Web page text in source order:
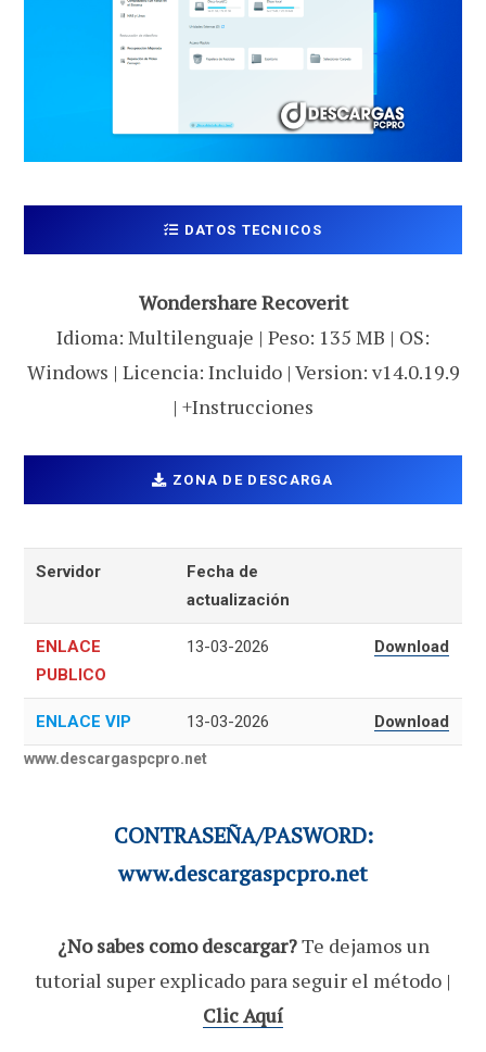
DATOS TECNICOS
Wondershare Recoverit
Idioma: Multilenguaje | Peso: 135 MB | OS:
Windows | Licencia: Incluido | Version: v14.0.19.9
| +Instrucciones
ZONA DE DESCARGA
Servidor
Fecha de
actualización
ENLACE
PUBLICO
13-03-2026 Download
ENLACE VIP 13-03-2026 Download
www.descargaspcpro.net
CONTRASEÑA/PASWORD:
www.descargaspcpro.net
¿No sabes como descargar?Te dejamos un
tutorial super explicado para seguir el método |
Clic Aquí